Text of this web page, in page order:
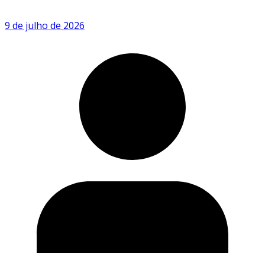
9 de julho de 2026